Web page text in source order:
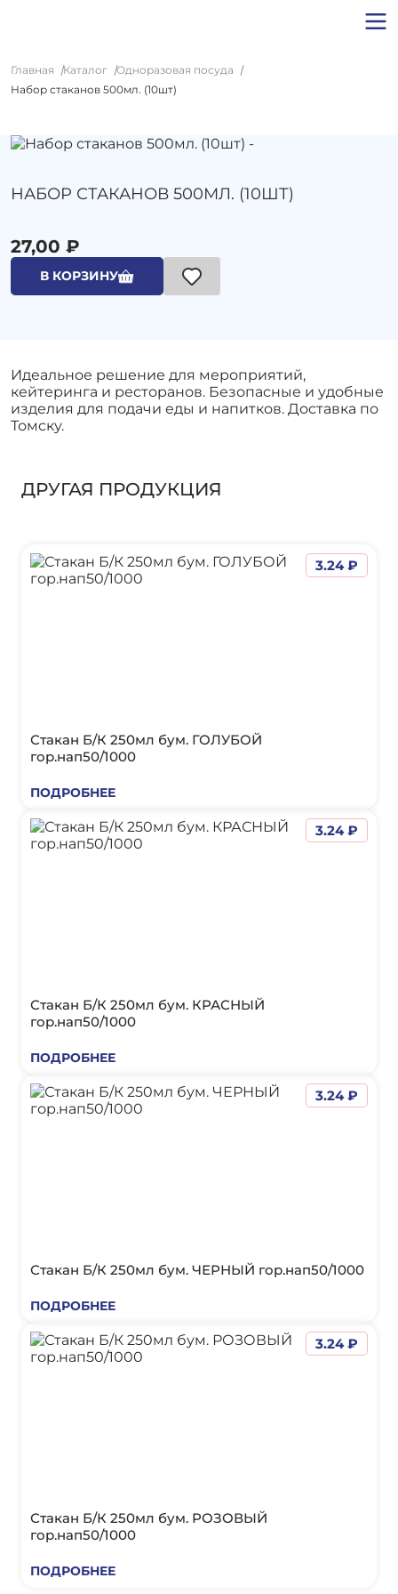
Главная Каталог
Одноразовая посуда
Набор стаканов 500мл. (10шт)
НАБОР СТАКАНОВ 500МЛ. (10ШТ)
27,00 ₽
В КОРЗИНУ
Идеальное решение для мероприятий,
кейтеринга и ресторанов. Безопасные и удобные
изделия для подачи еды и напитков. Доставка по
Томску.
ДРУГАЯ ПРОДУКЦИЯ
Стакан Б/К 250мл бум. ГОЛУБОЙ
гор.нап50/1000
ПОДРОБНЕЕ
3.24 ₽
Стакан Б/К 250мл бум. КРАСНЫЙ
гор.нап50/1000
ПОДРОБНЕЕ
3.24 ₽
Стакан Б/К 250мл бум. ЧЕРНЫЙ гор.нап50/1000
ПОДРОБНЕЕ
3.24 ₽
Стакан Б/К 250мл бум. РОЗОВЫЙ
гор.нап50/1000
ПОДРОБНЕЕ
3.24 ₽